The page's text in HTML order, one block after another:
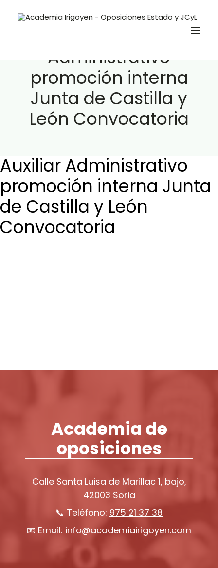
Oposiciones
Libros
Trabaja con nosotros
Preguntas Frecuentes
BuscaOpos 🔎
Aula virtual
Administrativo
promoción interna
Junta de Castilla y
León Convocatoria
Auxiliar Administrativo
promoción interna Junta
de Castilla y León
Convocatoria
Academia de
oposiciones
Calle Santa Luisa de Marillac 1, bajo,
42003 Soria
📞 Teléfono: 975 21 37 38
📧 Email: info@academiairigoyen.com